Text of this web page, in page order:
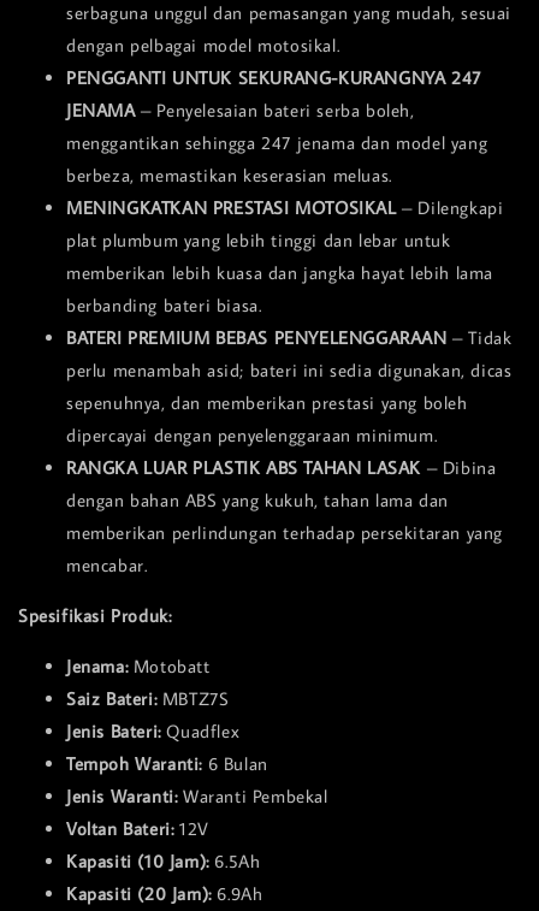
serbaguna unggul dan pemasangan yang mudah, sesuai
dengan pelbagai model motosikal.
PENGGANTI UNTUK SEKURANG-KURANGNYA 247
JENAMA– Penyelesaian bateri serba boleh,
menggantikan sehingga 247 jenama dan model yang
berbeza, memastikan keserasian meluas.
MENINGKATKAN PRESTASI MOTOSIKAL– Dilengkapi
plat plumbum yang lebih tinggi dan lebar untuk
memberikan lebih kuasa dan jangka hayat lebih lama
berbanding bateri biasa.
BATERI PREMIUM BEBAS PENYELENGGARAAN – Tidak
perlu menambah asid; bateri ini sedia digunakan, dicas
sepenuhnya, dan memberikan prestasi yang boleh
dipercayai dengan penyelenggaraan minimum.
RANGKA LUAR PLASTIK ABS TAHAN LASAK – Dibina
dengan bahan ABS yang kukuh, tahan lama dan
memberikan perlindungan terhadap persekitaran yang
mencabar.
Spesifikasi Produk:
Jenama:Motobatt
Saiz Bateri:MBTZ7S
Jenis Bateri:Quadflex
Tempoh Waranti: 6 Bulan
Jenis Waranti:Waranti Pembekal
Voltan Bateri:12V
Kapasiti (10 Jam):6.5Ah
Kapasiti (20 Jam):6.9Ah